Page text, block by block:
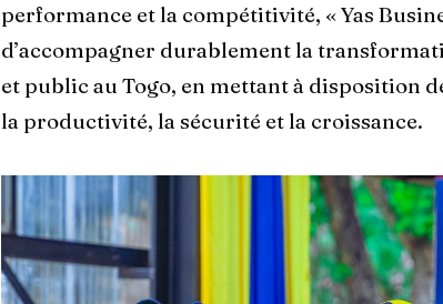
performance et la compétitivité, « Yas
d’accompagner durablement la
et public au Togo, en mettant à disposition
la productivité, la sécurité et la croissance.